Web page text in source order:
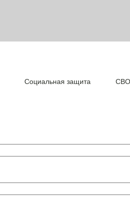
Социальная защита СВО